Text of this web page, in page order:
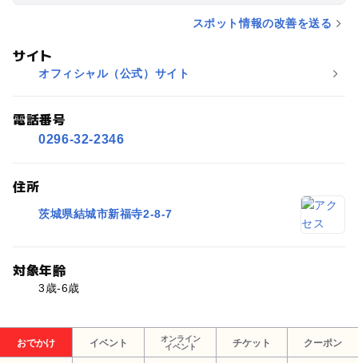
スポット情報の改善を送る
サイト
オフィシャル（公式）サイト
電話番号
0296-32-2346
住所
茨城県結城市新福寺2-8-7
対象年齢
3歳-6歳
おでかけ イベント
オンライン
イベント
チケット クーポン